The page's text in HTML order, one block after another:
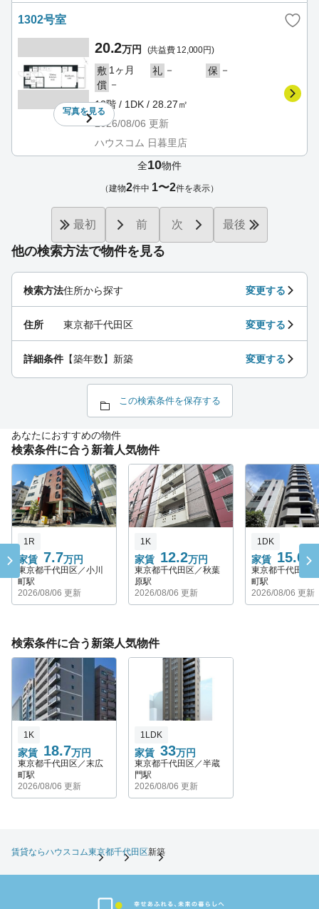
1302号室
写真を見る
20.2万円 (共益費 12,000円)
敷 1ヶ月 礼 － 保 －
償 －
13階 / 1DK / 28.27㎡
2026/08/06 更新
ハウスコム 日暮里店
他の検索方法で物件を見る
検索方法住所から探す 変更する
住所 東京都千代田区 変更する
詳細条件 【築年数】新築 変更する
この検索条件を保存する
全10物件
（建物2件中 1〜2件を表示）
最初 前 次 最後
あなたにおすすめの物件
検索条件に合う新着人気物件
1R
家賃 7.7万円
東京都千代田区／小川
町駅
2026/08/06 更新
1K
家賃 12.2万円
東京都千代田区／秋葉
原駅
2026/08/06 更新
1DK
家賃 15.6 万
東京都千代田区
町駅
2026/08/06 更新
検索条件に合う新築人気物件
1K
家賃 18.7万円
東京都千代田区／末広
町駅
2026/08/06 更新
1LDK
家賃 33万円
東京都千代田区／半蔵
門駅
2026/08/06 更新
賃貸ならハウスコム東京都千代田区新築